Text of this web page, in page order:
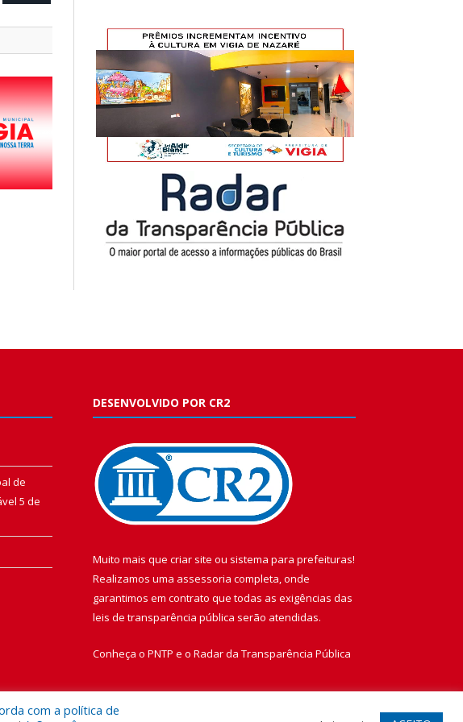
de
5 de
DESENVOLVIDO POR CR2
Muito mais que criar site ou sistema para prefeituras!
Realizamos uma assessoria completa, onde
garantimos em contrato que todas as exigências das
leis de transparência pública serão atendidas.
Conheça o PNTP e o Radar da Transparência Pública
com a política de